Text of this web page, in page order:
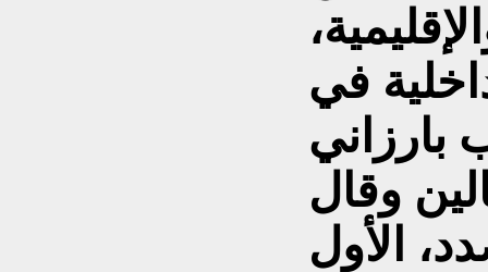
في
بارزاني
وقال
الأول